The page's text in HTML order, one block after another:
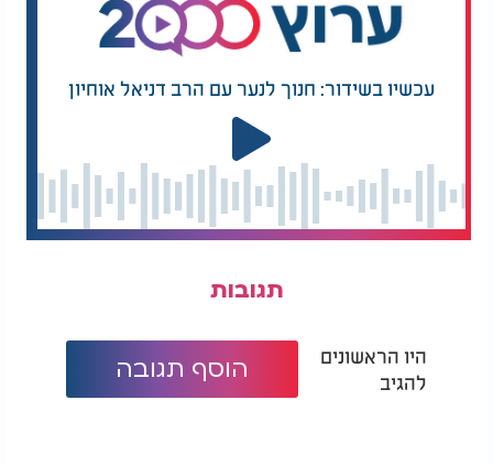
עכשיו בשידור: חנוך לנער עם הרב דניאל אוחיון
תגובות
היו הראשונים
להגיב
הוסף תגובה